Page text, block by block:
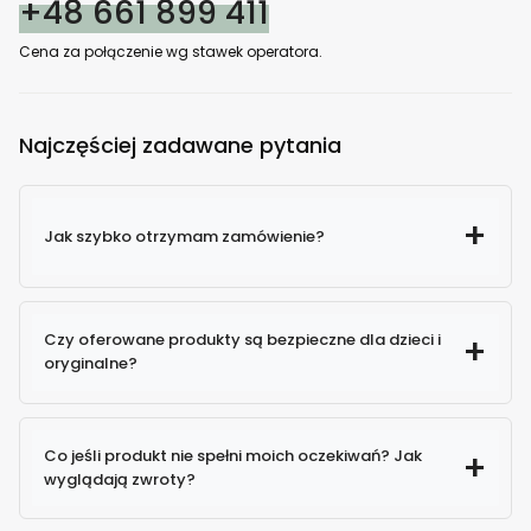
+48 661 899 411
Cena za połączenie wg stawek operatora.
Najczęściej zadawane pytania
Jak szybko otrzymam zamówienie?
Czy oferowane produkty są bezpieczne dla dzieci i
oryginalne?
100% oryginalne produkty
Co jeśli produkt nie spełni moich oczekiwań? Jak
wyglądają zwroty?